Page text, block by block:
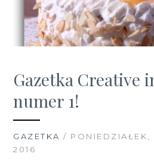
Gazetka Creative
numer 1!
GAZETKA / PONIEDZIAŁEK,
2016